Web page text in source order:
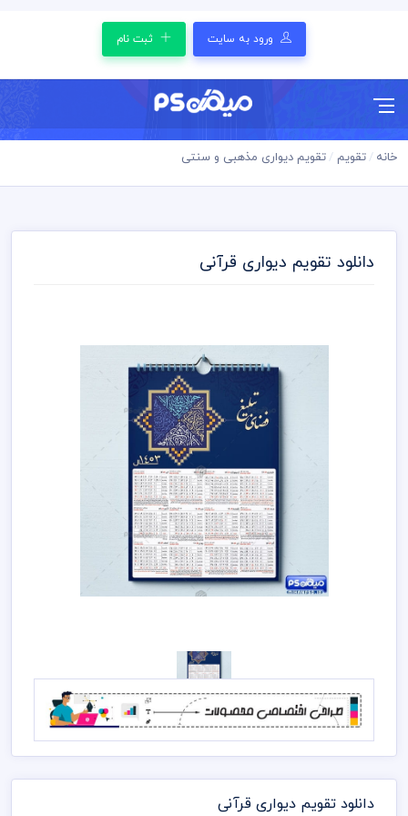
ورود به سایت ثبت نام
خانه تقویم تقویم دیواری مذهبی و سنتی
دانلود تقویم دیواری قرآنی
دانلود تقویم دیواری قرآنی